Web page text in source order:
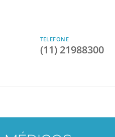
TELEFONE
(11) 21988300